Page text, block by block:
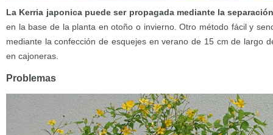
La Kerria japonica puede ser propagada mediante la
en la base de la planta en otoño o invierno. Otro método fácil y
mediante la confección de esquejes en verano de 15 cm de largo
en cajoneras.
Problemas